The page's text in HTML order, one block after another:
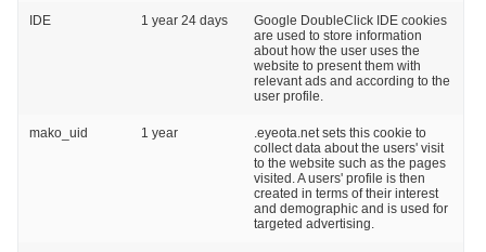
IDE 1 year 24 days
Google DoubleClick IDE cookies
are used to store information
about how the user uses the
website to present them with
relevant ads and according to the
user profile.
mako_uid 1 year
.eyeota.net sets this cookie to
collect data about the users' visit
to the website such as the pages
visited. A users' profile is then
created in terms of their interest
and demographic and is used for
targeted advertising.